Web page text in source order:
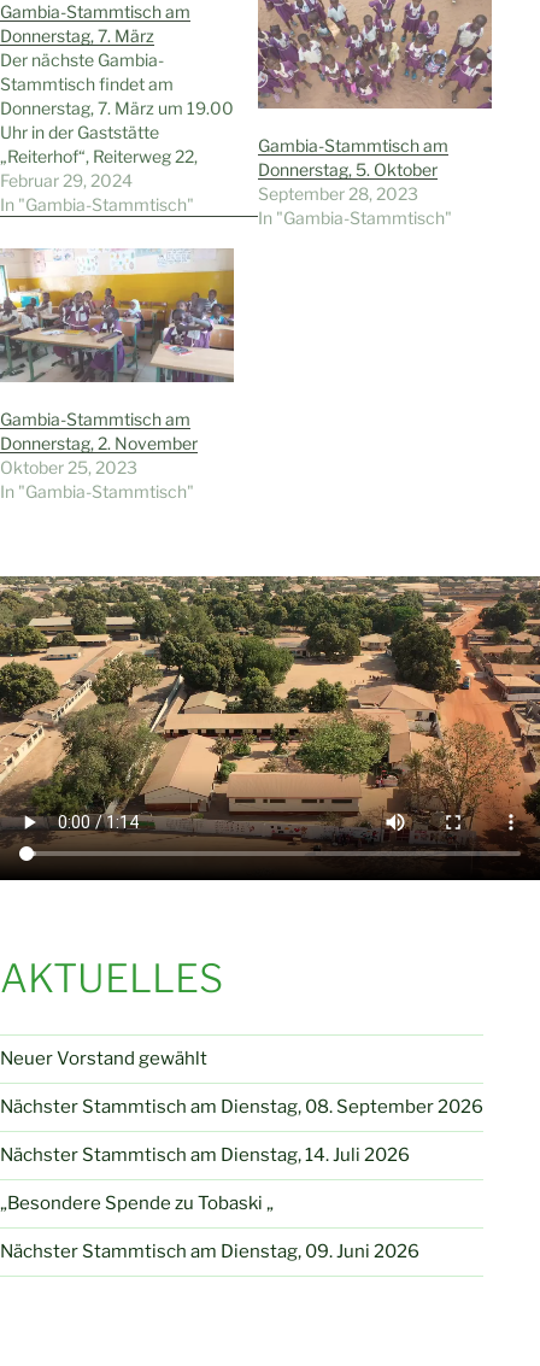
Gambia-Stammtisch am
Donnerstag, 7. März
Der nächste Gambia-
Stammtisch findet am
Donnerstag, 7. März um 19.00
Uhr in der Gaststätte
„Reiterhof“, Reiterweg 22,
Wattenscheid-Höntrop, statt.
Gäste und Interessierte sind
willkommen.
Februar 29, 2024
In "Gambia-Stammtisch"
Gambia-Stammtisch am
Donnerstag, 5. Oktober
September 28, 2023
In "Gambia-Stammtisch"
Gambia-Stammtisch am
Donnerstag, 2. November
Oktober 25, 2023
In "Gambia-Stammtisch"
AKTUELLES
Neuer Vorstand gewählt
Nächster Stammtisch am Dienstag, 08. September 2026
Nächster Stammtisch am Dienstag, 14. Juli 2026
„Besondere Spende zu Tobaski „
Nächster Stammtisch am Dienstag, 09. Juni 2026